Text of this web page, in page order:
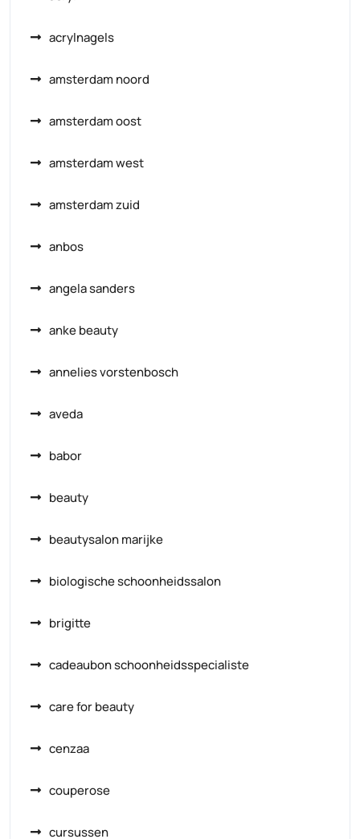
acrylnagels
amsterdam noord
amsterdam oost
amsterdam west
amsterdam zuid
anbos
angela sanders
anke beauty
annelies vorstenbosch
aveda
babor
beauty
beautysalon marijke
biologische schoonheidssalon
brigitte
cadeaubon schoonheidsspecialiste
care for beauty
cenzaa
couperose
cursussen